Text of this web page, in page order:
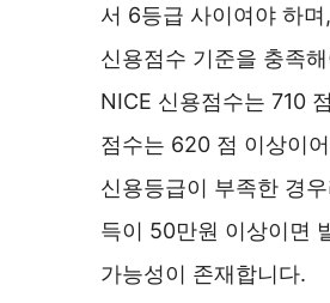
서 6등급 사이여야 하
신용점수 기준을 충족
NICE 신용점수는 710
점수는 620 점 이상이
신용등급이 부족한 경
득이 50만원 이상이면
가능성이 존재합니다.